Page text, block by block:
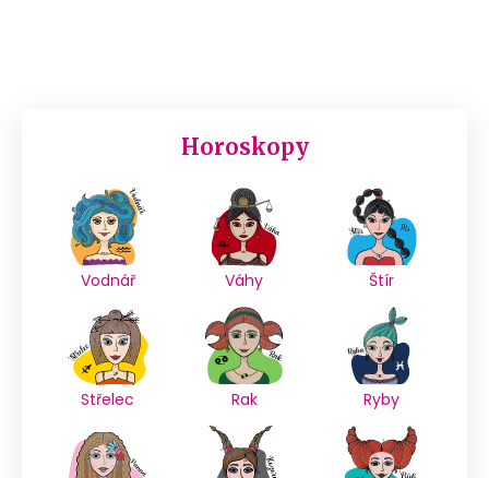
Horoskopy
Vodnář Váhy Štír
Střelec Rak Ryby